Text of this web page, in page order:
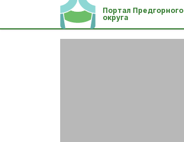
Портал Предгорного
округа